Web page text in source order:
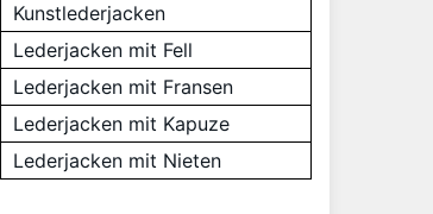
Kunstlederjacken
Lederjacken mit Fell
Lederjacken mit Fransen
Lederjacken mit Kapuze
Lederjacken mit Nieten